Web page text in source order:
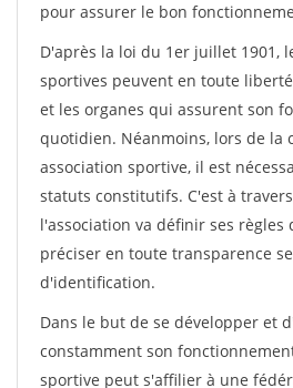
pour assurer le bon
D'après la loi du 1er juillet 1901,
sportives peuvent en toute
et les organes qui assurent son
quotidien. Néanmoins, lors de la
association sportive, il est
statuts constitutifs. C'est à
l'association va définir ses
préciser en toute transparence
d'identification.
Dans le but de se développer et
constamment son
sportive peut s'affilier à une